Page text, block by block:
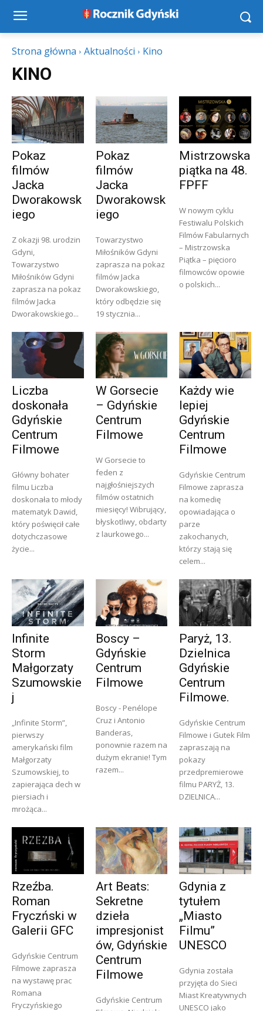
Strona główna Aktualności Kino
KINO
Pokaz
filmów
Jacka
Dworakowsk
iego
Z okazji 98. urodzin
Gdyni,
Towarzystwo
Miłośników Gdyni
zaprasza na pokaz
filmów Jacka
Dworakowskiego...
Pokaz
filmów
Jacka
Dworakowsk
iego
Towarzystwo
Miłośników Gdyni
zaprasza na pokaz
filmów Jacka
Dworakowskiego,
który odbędzie się
19 stycznia...
Mistrzowska
piątka na 48.
FPFF
W nowym cyklu
Festiwalu Polskich
Filmów Fabularnych
– Mistrzowska
Piątka – pięcioro
filmowców opowie
o polskich...
Liczba
doskonała
Gdyńskie
Centrum
Filmowe
Główny bohater
filmu Liczba
doskonała to młody
matematyk Dawid,
który poświęcił całe
dotychczasowe
życie...
W Gorsecie
– Gdyńskie
Centrum
Filmowe
W Gorsecie to
feden z
najgłośniejszych
filmów ostatnich
miesięcy! Wibrujący,
błyskotliwy, obdarty
z laurkowego...
Każdy wie
lepiej
Gdyńskie
Centrum
Filmowe
Gdyńskie Centrum
Filmowe zaprasza
na komedię
opowiadająca o
parze
zakochanych,
którzy stają się
celem...
Infinite
Storm
Małgorzaty
Szumowskie
j
„Infinite Storm”,
pierwszy
amerykański film
Małgorzaty
Szumowskiej, to
zapierająca dech w
piersiach i
mrożąca...
Boscy –
Gdyńskie
Centrum
Filmowe
Boscy - Penélope
Cruz i Antonio
Banderas,
ponownie razem na
dużym ekranie! Tym
razem...
Paryż, 13.
Dzielnica
Gdyńskie
Centrum
Filmowe.
Gdyńskie Centrum
Filmowe i Gutek Film
zapraszają na
pokazy
przedpremierowe
filmu PARYŻ, 13.
DZIELNICA...
Rzeźba.
Roman
Fryczński w
Galerii GFC
Gdyńskie Centrum
Filmowe zaprasza
na wystawę prac
Romana
Fryczyńskiego
Art Beats:
Sekretne
dzieła
impresjonist
ów, Gdyńskie
Centrum
Filmowe
Gdyńskie Centrum
Gdynia z
tytułem
„Miasto
Filmu”
UNESCO
Gdynia została
przyjęta do Sieci
Miast Kreatywnych
UNESCO jako